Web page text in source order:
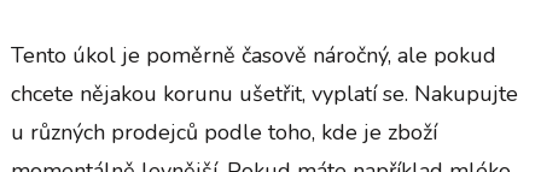
Tento úkol je poměrně časově náročný, ale pokud
chcete nějakou korunu ušetřit, vyplatí se. Nakupujte
u různých prodejců podle toho, kde je zboží